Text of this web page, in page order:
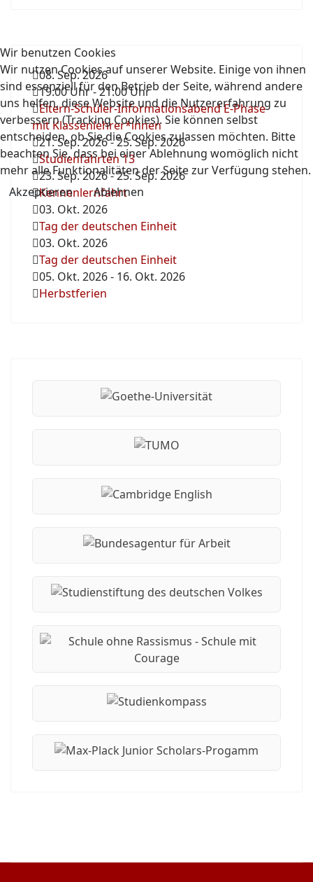
08. Sep. 2026
19:00 Uhr-21:00 Uhr
Eltern-Schüler-Informationsabend E-Phase
mit Klassenlehrer*innen
21. Sep. 2026-25. Sep. 2026
Studienfahrten 13
23. Sep. 2026-25. Sep. 2026
Kennenlernfahrt
03. Okt. 2026
Tag der deutschen Einheit
03. Okt. 2026
Tag der deutschen Einheit
05. Okt. 2026- 16. Okt. 2026
Herbstferien
Wir benutzen Cookies
Wir nutzen Cookies auf unserer Website. Einige von ihnen
sind essenziell für den Betrieb der Seite, während andere
uns helfen, diese Website und die Nutzererfahrung zu
verbessern (Tracking Cookies). Sie können selbst
entscheiden, ob Sie die Cookies zulassen möchten. Bitte
beachten Sie, dass bei einer Ablehnung womöglich nicht
mehr alle Funktionalitäten der Seite zur Verfügung stehen.
Akzeptieren
Ablehnen